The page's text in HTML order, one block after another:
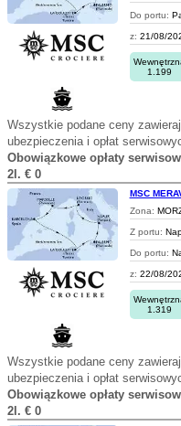
Do portu:
z: 21/08/
1.199
Wszystkie podane ceny
ubezpieczenia i opłat
Obowiązkowe opłaty
2l. € 0
MSC
Zona:
Z portu:
Do portu:
z: 22/08/
1.319
Wszystkie podane ceny
ubezpieczenia i opłat
Obowiązkowe opłaty
2l. € 0